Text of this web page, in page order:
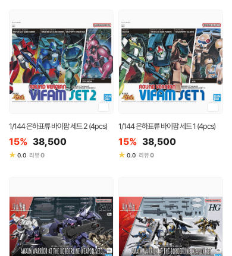
1/144 은하표류 바이팜 세트 2 (4pcs)
15% 38,500
★ 0.0 리뷰0
1/144 은하표류 바이팜 세트 1 (4pcs)
15% 38,500
★ 0.0 리뷰0